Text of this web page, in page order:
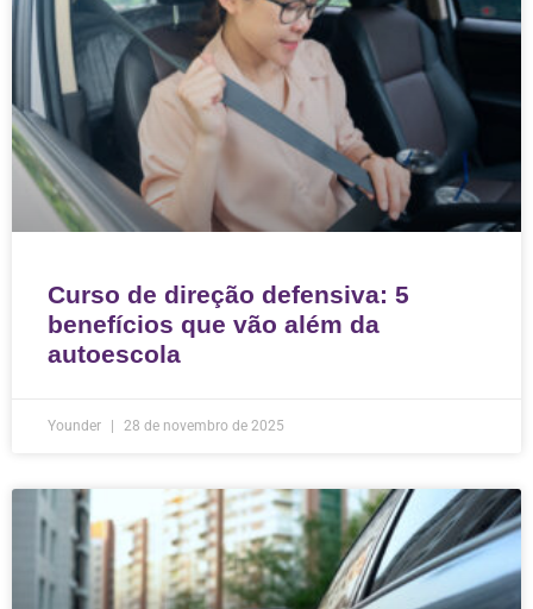
Curso de direção defensiva: 5
benefícios que vão além da
autoescola
Younder 28 de novembro de 2025